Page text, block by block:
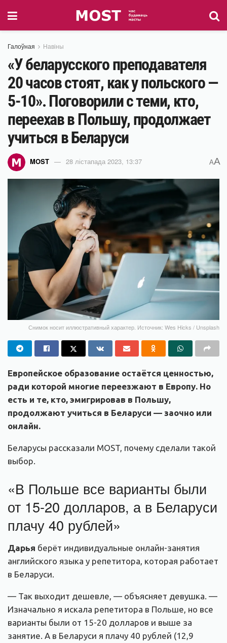
Галоўная Навіны
«У беларусского преподавателя
20 часов стоят, как у польского —
5-10». Поговорили с теми, кто,
переехав в Польшу, продолжает
учиться в Беларуси
MOST 28 лістапада 2023, 13:37 AA
Снимок носит иллюстративный характер. Источник: Wes Hicks / Unsplash
Европейское образование остаётся ценностью,
ради которой многие переезжают в Европу. Но
есть и те, кто, эмигрировав в Польшу,
продолжают учиться в Беларуси — заочно или
онлайн.
Беларусы рассказали MOST, почему сделали такой
выбор.
«В Польше все варианты были
от 15-20 долларов, а в Беларуси
плачу 40 рублей»
Дарья берёт индивидуальные онлайн-занятия
английского языка у репетитора, которая работает
в Беларуси.
— Так выходит дешевле, — объясняет девушка. —
Изначально я искала репетитора в Польше, но все
варианты были от 15-20 долларов и выше за
занятие. А в Беларуси я плачу 40 рублей (12,9